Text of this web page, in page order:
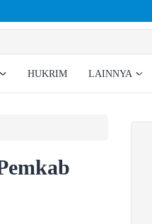
Pembentukan BNNK
HUKRIM LAINNYA